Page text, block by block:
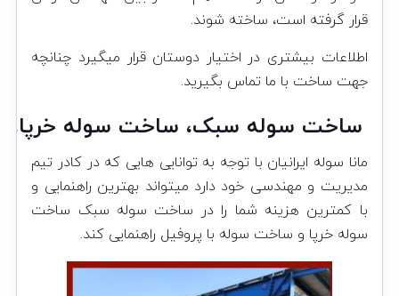
قرار گرفته است، ساخته شوند.
اطلاعات بیشتری در اختیار دوستان قرار میگیرد چنانچه
جهت ساخت با ما تماس بگیرید.
ساخت سوله سبک، ساخت سوله خرپا،
مانا سوله ایرانیان با توجه به توانایی هایی که در کادر تیم
مدیریت و مهندسی خود دارد میتواند بهترین راهنمایی و
با کمترین هزینه شما را در ساخت سوله سبک ساخت
سوله خرپا و ساخت سوله با پروفیل راهنمایی کند.